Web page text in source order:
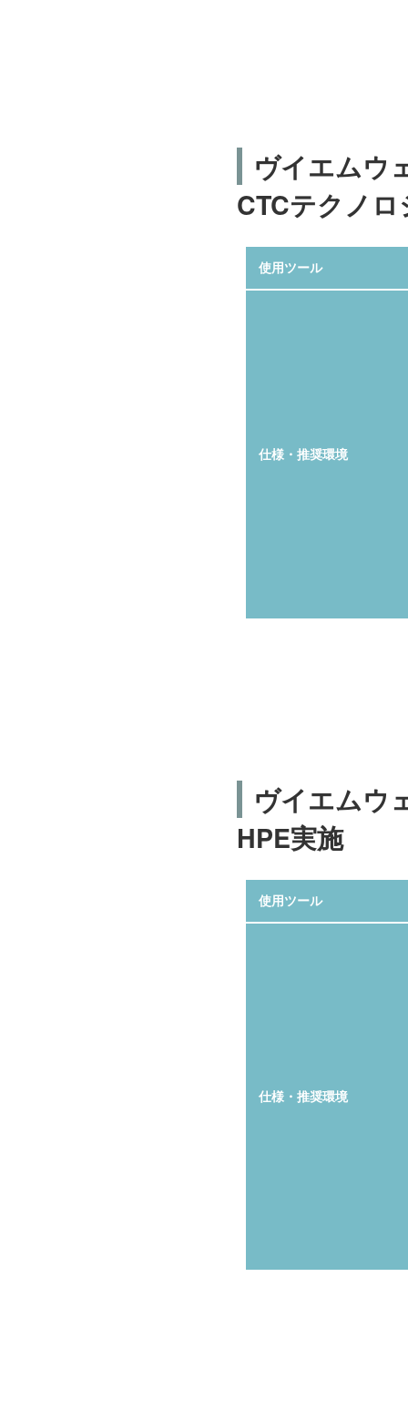
ヴイエムウ
CTCテクノ
使用ツール
仕様・推奨環境
ヴイエムウ
HPE実施
使用ツール
仕様・推奨環境